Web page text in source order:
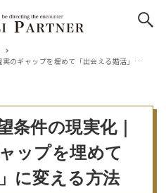
【婚活辞典】希望条件の現実化｜理想と現実のギャップを埋めて「出会える婚活」に変える方法
条件の現実化｜
ップを埋めて
に変える方法